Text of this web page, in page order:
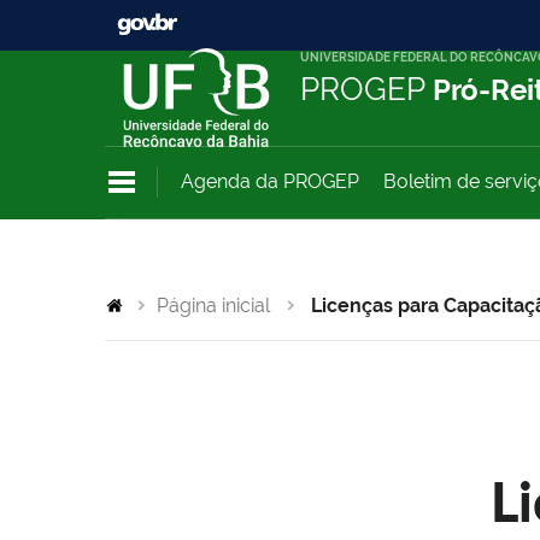
UNIVERSIDADE FEDERAL DO
PROGEP Pró-
Agenda da PROGEP Boletim de
Página inicial Licenças para